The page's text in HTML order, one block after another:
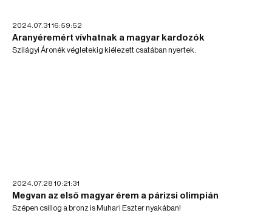
2024.07.31 16:59:52
Aranyéremért vívhatnak a magyar kardozók
Szilágyi Áronék végletekig kiélezett csatában nyertek.
2024.07.28 10:21:31
Megvan az első magyar érem a párizsi olimpián
Szépen csillog a bronz is Muhari Eszter nyakában!